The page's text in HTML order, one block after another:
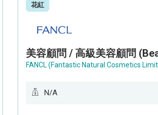
花紅
FANCL (Fantastic Natural Cosmetics
N/A